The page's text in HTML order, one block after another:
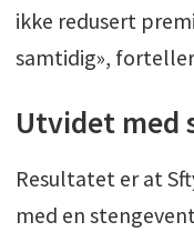
ikke redusert
samtidig»,
Utvidet med
Resultatet er at
med en